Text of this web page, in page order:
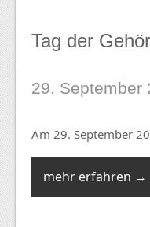
Tag der
29. September
Am 29. September
mehr erfahren →